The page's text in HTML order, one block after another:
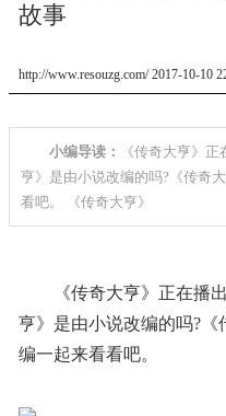
故事
http://www.resouzg.com/ 2017-10-
小编导读：
《传奇大亨》
亨》是由小说改编的吗?《传奇
看吧。 ­《传奇大亨》
《传奇大亨》正在播
亨》是由小说改编的吗?
编一起来看看吧。